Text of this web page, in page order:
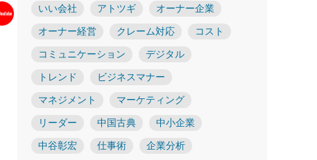
いい会社 アトツギ オーナー企業
オーナー経営 クレーム対応 コスト
コミュニケーション デジタル
トレンド ビジネスマナー
マネジメント マーケティング
リーダー 中国古典 中小企業
中谷彰宏 仕事術 企業分析